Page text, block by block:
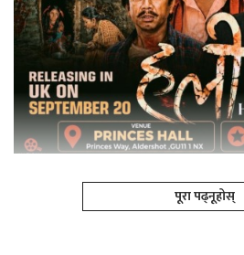
पूरा पढ्नूहोस्